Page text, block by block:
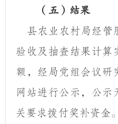
（五）结果
县农业农村局经管
验收及抽查结果计算
额，经局党组会议研
网站进行公示，公示
关要求拨付奖补资金。